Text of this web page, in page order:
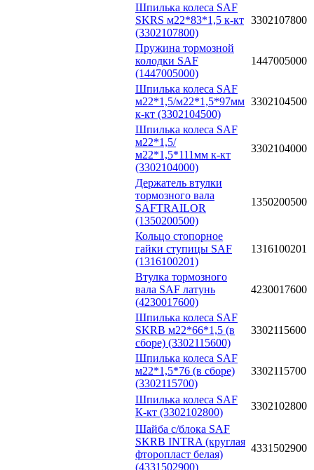
Шпилька колеса SAF
SKRS м22*83*1,5 к-кт
(3302107800)
3302107800
Пружина тормозной
колодки SAF
(1447005000)
1447005000
Шпилька колеса SAF
м22*1,5/м22*1,5*97мм
к-кт (3302104500)
3302104500
Шпилька колеса SAF
м22*1,5/
м22*1,5*111мм к-кт
(3302104000)
3302104000
Держатель втулки
тормозного вала
SAFTRAILOR
(1350200500)
1350200500
Кольцо стопорное
гайки ступицы SAF
(1316100201)
1316100201
Втулка тормозного
вала SAF латунь
(4230017600)
4230017600
Шпилька колеса SAF
SKRB м22*66*1,5 (в
сборе) (3302115600)
3302115600
Шпилька колеса SAF
м22*1,5*76 (в сборе)
(3302115700)
3302115700
Шпилька колеса SAF
К-кт (3302102800)
3302102800
Шайба с/блока SAF
SKRB INTRA (круглая
фторопласт белая)
(4331502900)
4331502900